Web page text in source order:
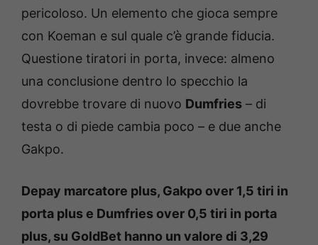
pericoloso. Un elemento che gioca sempre
con Koeman e sul quale c’è grande fiducia.
Questione tiratori in porta, invece: almeno
una conclusione dentro lo specchio la
dovrebbe trovare di nuovo Dumfries – di
testa o di piede cambia poco – e due anche
Gakpo.
Depay marcatore plus, Gakpo over 1,5 tiri in
porta plus e Dumfries over 0,5 tiri in porta
plus, su GoldBet hanno un valore di 3,29